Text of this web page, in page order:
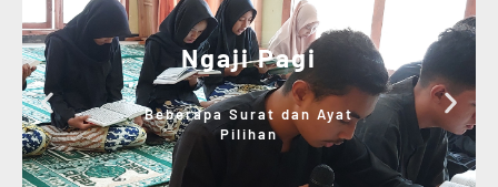
Ngaji Pagi
Beberapa Surat dan Ayat
Pilihan